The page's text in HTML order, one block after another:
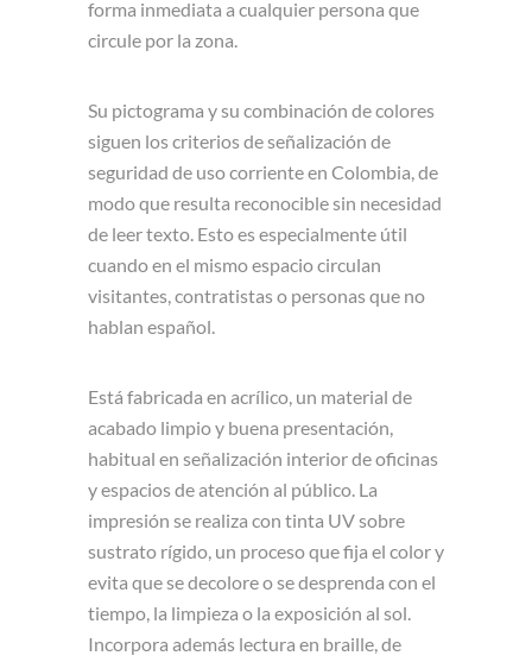
forma inmediata a cualquier persona que
circule por la zona.
Su pictograma y su combinación de colores
siguen los criterios de señalización de
seguridad de uso corriente en Colombia, de
modo que resulta reconocible sin necesidad
de leer texto. Esto es especialmente útil
cuando en el mismo espacio circulan
visitantes, contratistas o personas que no
hablan español.
Está fabricada en acrílico, un material de
acabado limpio y buena presentación,
habitual en señalización interior de oficinas
y espacios de atención al público. La
impresión se realiza con tinta UV sobre
sustrato rígido, un proceso que fija el color y
evita que se decolore o se desprenda con el
tiempo, la limpieza o la exposición al sol.
Incorpora además lectura en braille, de